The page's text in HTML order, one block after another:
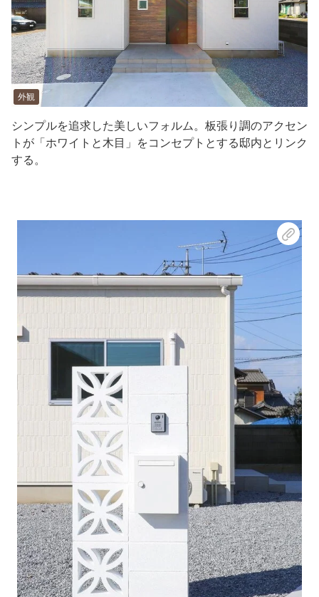
外観
シンプルを追求した美しいフォルム。板張り調のアクセン
トが「ホワイトと木目」をコンセプトとする邸内とリンク
する。